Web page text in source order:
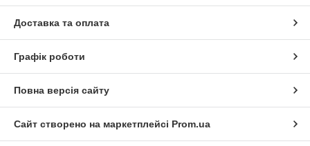
Доставка та оплата
Графік роботи
Повна версія сайту
Сайт створено на маркетплейсі Prom.ua